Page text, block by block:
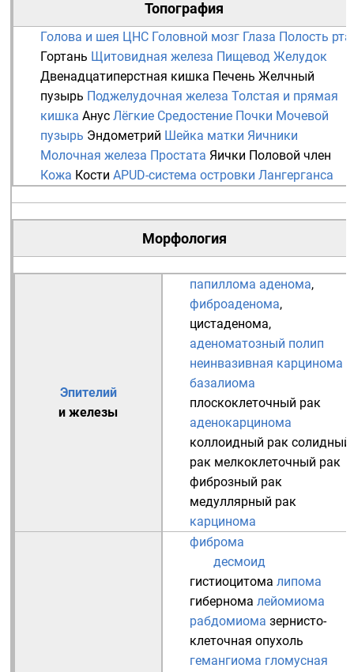
Топография
Голова и шея ЦНС Головной мозг Глаза Полость рта
Гортань Щитовидная железа Пищевод Желудок
Двенадцатиперстная кишка Печень Желчный
пузырь Поджелудочная железа Толстая и прямая
кишка Анус Лёгкие Средостение Почки Мочевой
пузырь Эндометрий Шейка матки Яичники
Молочная железа Простата Яички Половой член
Кожа Кости APUD-система островки Лангерганса
Морфология
Эпителий
и железы
папиллома аденома,
фиброаденома,
цистаденома,
аденоматозный полип
неинвазивная карцинома
базалиома
плоскоклеточный рак
аденокарцинома
коллоидный рак солидный
рак мелкоклеточный рак
фиброзный рак
медуллярный рак
карцинома
фиброма
десмоид
гистиоцитома липома
гибернома лейомиома
рабдомиома зернисто-
клеточная опухоль
гемангиома гломусная